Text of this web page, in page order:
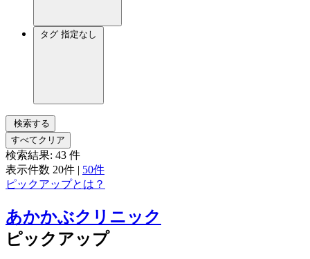
タグ 指定なし
検索する
すべてクリア
検索結果: 43 件
表示件数 20件 | 50件
ピックアップとは？
あかかぶクリニック
ピックアップ